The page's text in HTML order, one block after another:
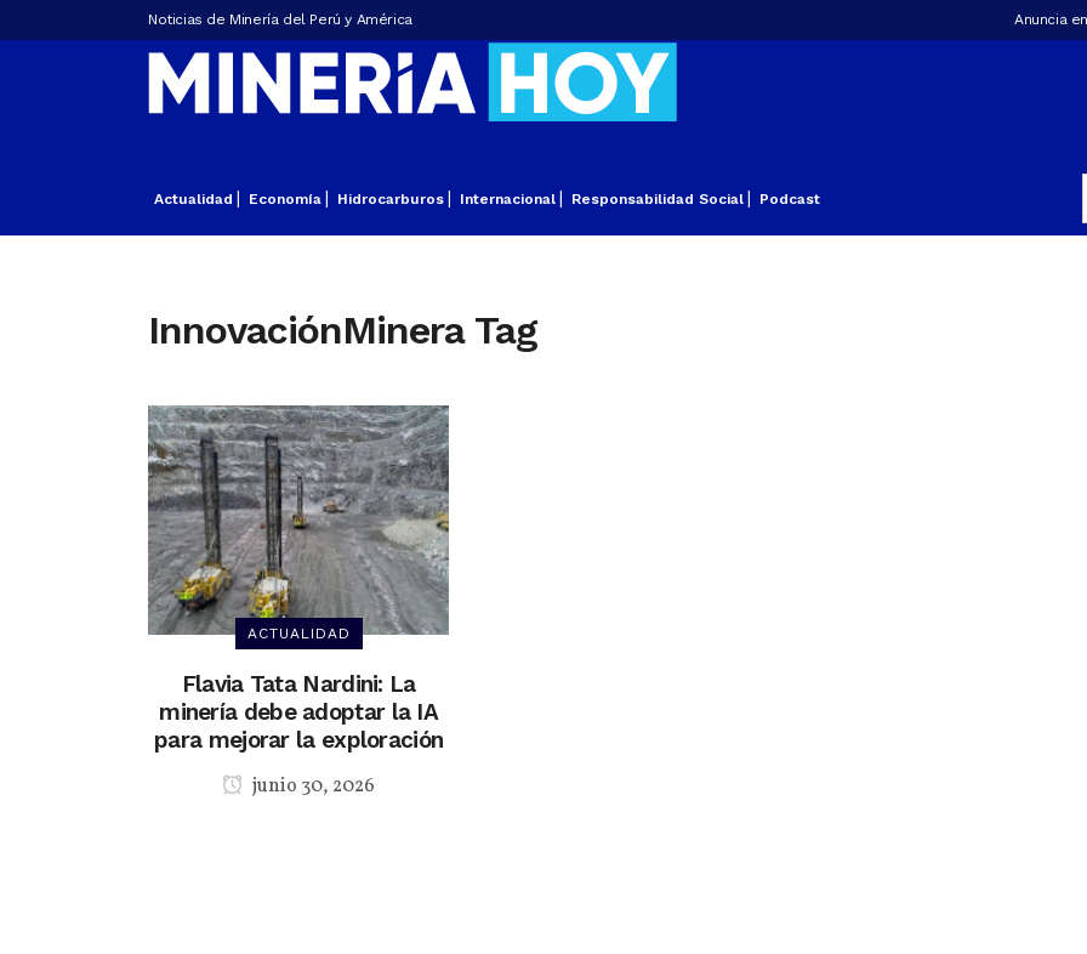
Noticias de Minería del Perú y América Anuncia
Actualidad Economía Hidrocarburos Internacional Responsabilidad Social Podcast
InnovaciónMinera Tag
ACTUALIDAD
Flavia Tata Nardini: La
minería debe adoptar la IA
para mejorar la exploración
junio 30, 2026